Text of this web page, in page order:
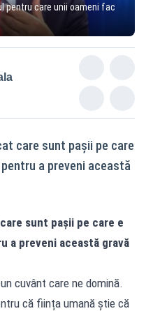
pentru care unii oameni fac
care sunt pașii pe care
a preveni această
sunt pașii pe care e
a preveni această gravă
cuvânt care ne domină.
că ființa umană știe că